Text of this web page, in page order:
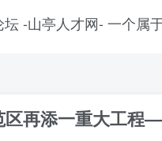
区再添一重大工